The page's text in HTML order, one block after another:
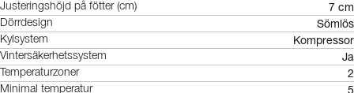
Justeringshöjd på fötter (cm) 7 cm
Dörrdesign Sömlös
Kylsystem Kompressor
Vintersäkerhetssystem Ja
Temperaturzoner 2
Minimal temperatur 5